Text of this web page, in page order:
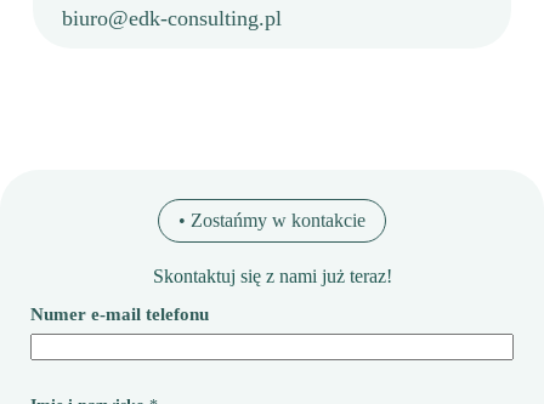
biuro@edk-consulting.pl
• Zostańmy w kontakcie
Skontaktuj się z nami już teraz!
Numer e-mail telefonu